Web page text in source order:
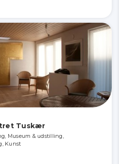
Tuskær
Museum & udstilling,
Kunst